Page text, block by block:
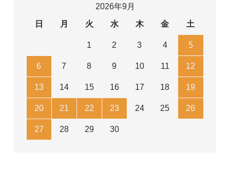
2026年9月
日
月 火 水 木 金 土
1 2 3 4 5
6 7 8 9 10 11 12
13 14 15 16 17 18 19
20 21 22 23 24 25 26
27 28 29 30